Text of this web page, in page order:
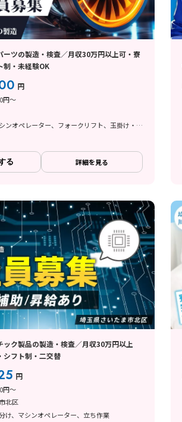
ーツの製造・検査／月収30万円以上可・寮
制・未経験OK
円
円～
検査、加工、マシンオペレーター、フォークリフト、玉掛け・クレーン、鋳造・鍛造、立ち作業
る 詳細を見る
ック製品の製造・検査／月収30万円以上
シフト制・二交替
円
円～
北区
け、マシンオペレーター、立ち作業